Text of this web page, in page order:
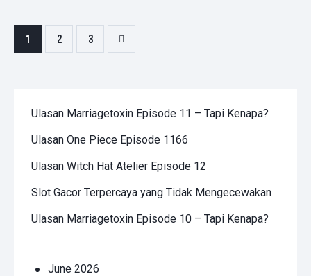
POSTS
PAGINATION
Page
1 Page
2 Page
3
Ulasan Marriagetoxin Episode 11 – Tapi Kenapa?
Ulasan One Piece Episode 1166
Ulasan Witch Hat Atelier Episode 12
Slot Gacor Terpercaya yang Tidak Mengecewakan
Ulasan Marriagetoxin Episode 10 – Tapi Kenapa?
June 2026